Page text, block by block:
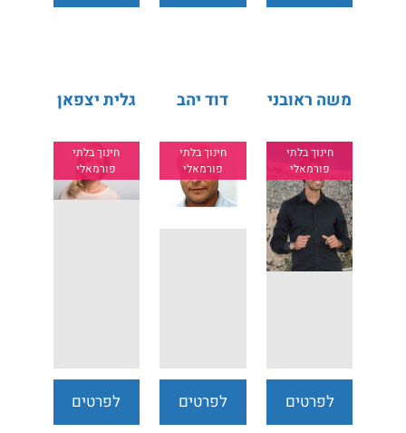
משה ראובני
חינוך בלתי
פורמאלי
לפרטים
דוד יהב
חינוך בלתי
פורמאלי
לפרטים
גלית יצפאן
חינוך בלתי
פורמאלי
לפרטים